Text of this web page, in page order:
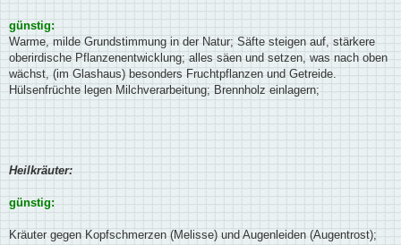
günstig:
Warme, milde Grundstimmung in der Natur; Säfte steigen auf, stärkere
oberirdische Pflanzenentwicklung; alles säen und setzen, was nach oben
wächst, (im Glashaus) besonders Fruchtpflanzen und Getreide.
Hülsenfrüchte legen Milchverarbeitung; Brennholz einlagern;
Heilkräuter:
günstig:
Kräuter gegen Kopfschmerzen (Melisse) und Augenleiden (Augentrost);